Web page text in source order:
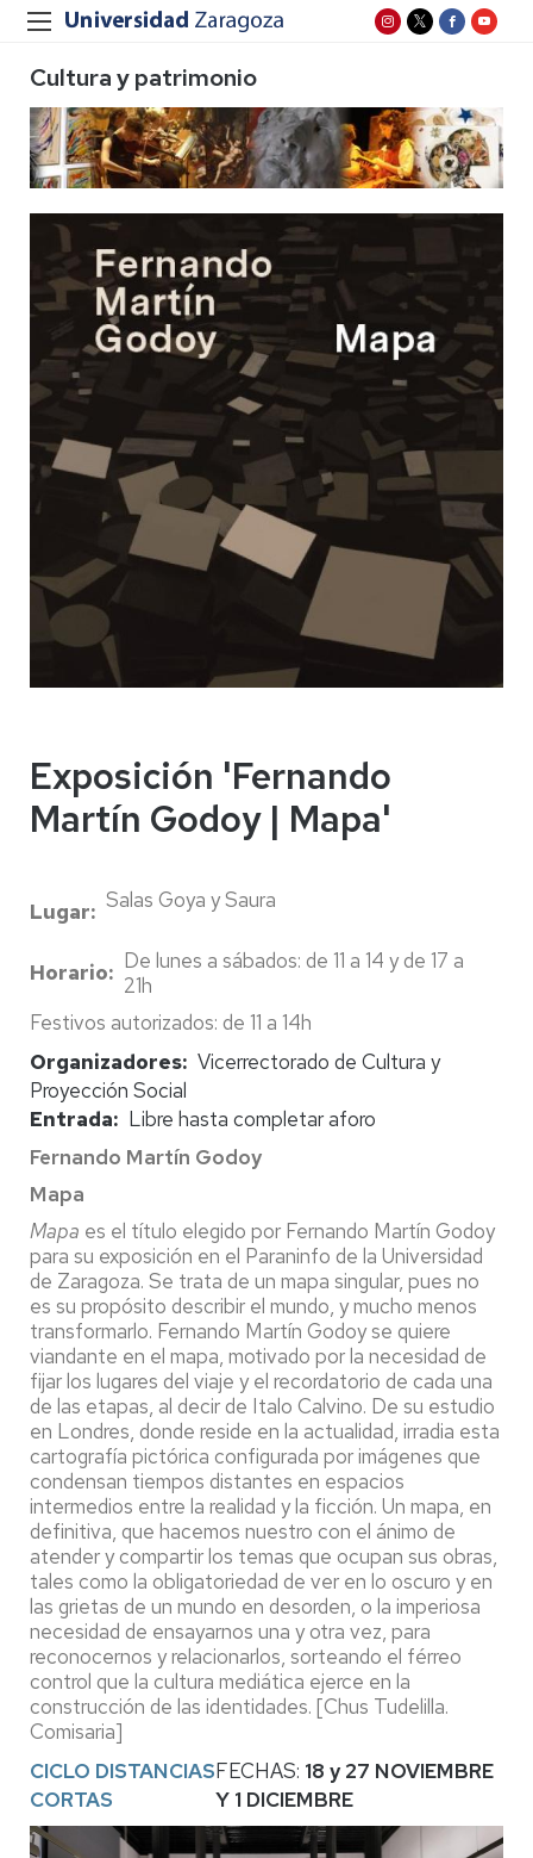
Cultura y patrimonio
Exposición 'Fernando
Martín Godoy | Mapa'
Lugar Salas Goya y Saura
Horario
De lunes a sábados: de 11 a 14 y de 17 a
21h
Festivos autorizados: de 11 a 14h
Organizadores Vicerrectorado de Cultura y
Proyección Social
Entrada
Libre hasta completar aforo
Fernando Martín Godoy
Mapa
Mapa es el título elegido por Fernando Martín Godoy
para su exposición en el Paraninfo de la Universidad
de Zaragoza. Se trata de un mapa singular, pues no
es su propósito describir el mundo, y mucho menos
transformarlo. Fernando Martín Godoy se quiere
viandante en el mapa, motivado por la necesidad de
fijar los lugares del viaje y el recordatorio de cada una
de las etapas, al decir de Italo Calvino. De su estudio
en Londres, donde reside en la actualidad, irradia esta
cartografía pictórica configurada por imágenes que
condensan tiempos distantes en espacios
intermedios entre la realidad y la ficción. Un mapa, en
definitiva, que hacemos nuestro con el ánimo de
atender y compartir los temas que ocupan sus obras,
tales como la obligatoriedad de ver en lo oscuro y en
las grietas de un mundo en desorden, o la imperiosa
necesidad de ensayarnos una y otra vez, para
reconocernos y relacionarlos, sorteando el férreo
control que la cultura mediática ejerce en la
construcción de las identidades. [Chus Tudelilla.
Comisaria]
CICLO DISTANCIAS
CORTAS
FECHAS: 18 y 27 NOVIEMBRE
Y 1 DICIEMBRE